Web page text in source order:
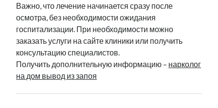
Важно, что лечение начинается сразу после
осмотра, без необходимости ожидания
госпитализации. При необходимости можно
заказать услуги на сайте клиники или получить
консультацию специалистов.
Получить дополнительную информацию – нарколог
на дом вывод из запоя